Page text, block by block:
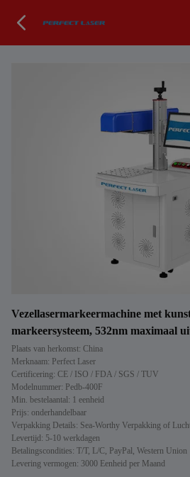
Vezellasermarkeermachine met
markeersysteem, 532nm maximaal
Plaats van herkomst: China
Merknaam: Perfect Laser
Certificering: CE / ISO / FDA / SGS / TUV
Modelnummer: Pedb-400F
Min. bestelaantal: 1 eenheid
Prijs: onderhandelbaar
Verpakking Details: Sea-Worthy Verpakking of
Levertijd: 5-10 werkdagen
Betalingscondities: T/T, L/C, PayPal, Western Union
Levering vermogen: 3000 Eenheid per Maand